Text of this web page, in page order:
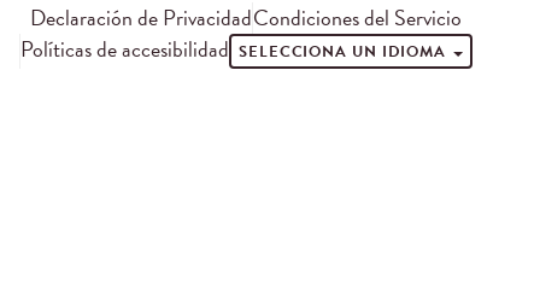
Declaración de PrivacidadCondiciones del Servicio
Políticas de accesibilidad SELECCIONA UN IDIOMA